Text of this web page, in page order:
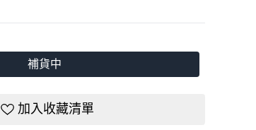
補貨中
加入收藏清單